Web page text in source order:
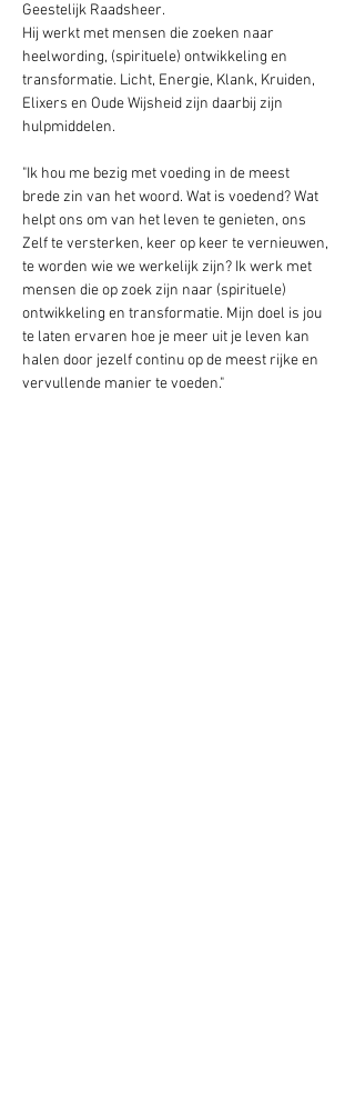
Geestelijk Raadsheer.
Hij werkt met mensen die zoeken naar
heelwording, (spirituele) ontwikkeling en
transformatie. Licht, Energie, Klank, Kruiden,
Elixers en Oude Wijsheid zijn daarbij zijn
hulpmiddelen.
"Ik hou me bezig met voeding in de meest
brede zin van het woord. Wat is voedend? Wat
helpt ons om van het leven te genieten, ons
Zelf te versterken, keer op keer te vernieuwen,
te worden wie we werkelijk zijn? Ik werk met
mensen die op zoek zijn naar (spirituele)
ontwikkeling en transformatie. Mijn doel is jou
te laten ervaren hoe je meer uit je leven kan
halen door jezelf continu op de meest rijke en
vervullende manier te voeden."